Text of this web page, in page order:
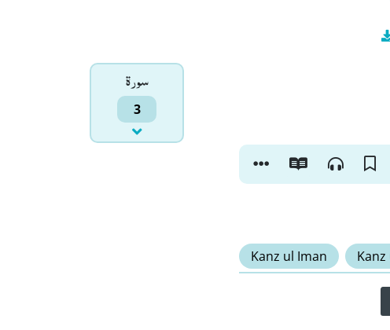
سورۃ
3
Kanz ul Iman